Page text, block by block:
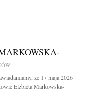
że 17 maja 2026
Elżbieta Markowska-